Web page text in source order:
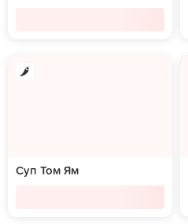
Суп Том Ям